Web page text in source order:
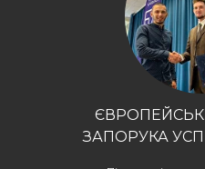
ЗАПОРУКА